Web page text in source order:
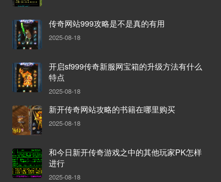
传奇网站999攻略是不是真的有用
2025-08-18
开启sf999传奇新服网宝箱的升级方法有什么
特点
2025-08-18
新开传奇网站攻略的书籍在哪里购买
2025-08-18
和今日新开传奇游戏之中的其他玩家PK怎样
进行
2025-08-18